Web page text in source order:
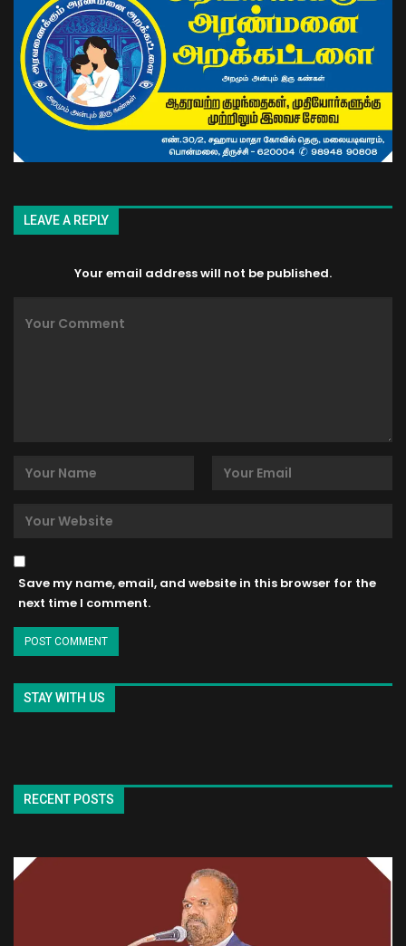
LEAVE A REPLY
Your email address will not be published.
Save my name, email, and website in this browser for the
next time I comment.
STAY WITH US
RECENT POSTS